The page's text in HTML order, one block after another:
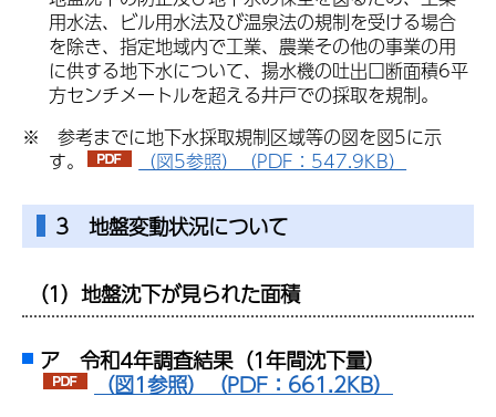
用水法、ビル用水法及び温泉法の規制を受ける場合
を除き、指定地域内で工業、農業その他の事業の用
に供する地下水について、揚水機の吐出口断面積6平
方センチメートルを超える井戸での採取を規制。
※ 参考までに地下水採取規制区域等の図を図5に示
す。
（図5参照）（PDF：547.9KB）
3 地盤変動状況について
（1）地盤沈下が見られた面積
ア 令和4年調査結果（1年間沈下量）
（図1参照）（PDF：661.2KB）